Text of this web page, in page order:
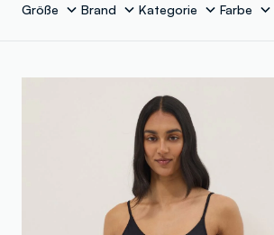
Größe Brand Kategorie Farbe